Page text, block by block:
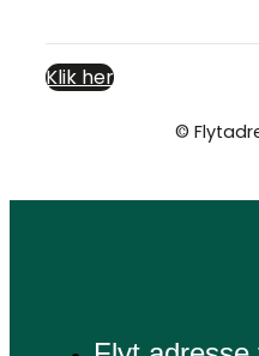
Klik her
©